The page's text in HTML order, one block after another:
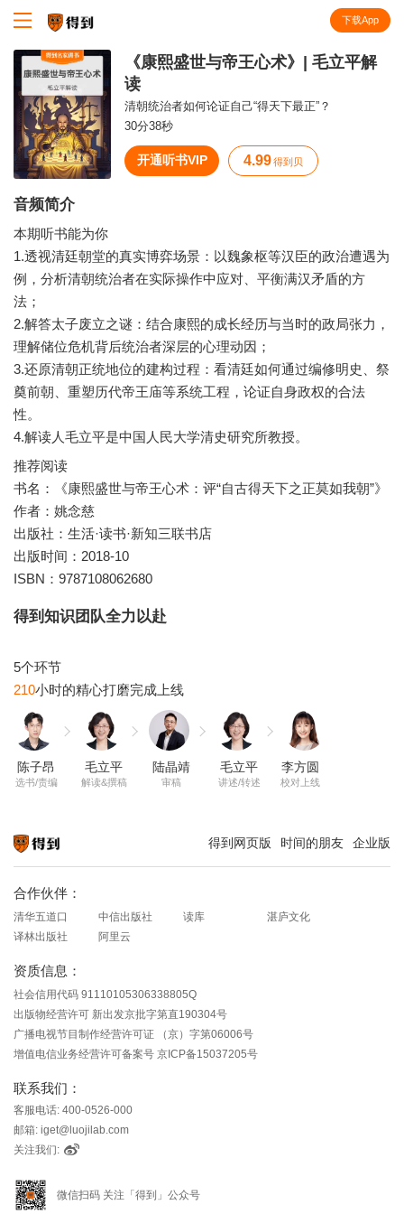
下载App
《康熙盛世与帝王心术》| 毛立平解
读
清朝统治者如何论证自己“得天下最正”？
30分38秒
开通听书VIP 4.99 得到贝
音频简介
本期听书能为你
1.透视清廷朝堂的真实博弈场景：以魏象枢等汉臣的政治遭遇为
例，分析清朝统治者在实际操作中应对、平衡满汉矛盾的方
法；
2.解答太子废立之谜：结合康熙的成长经历与当时的政局张力，
理解储位危机背后统治者深层的心理动因；
3.还原清朝正统地位的建构过程：看清廷如何通过编修明史、祭
奠前朝、重塑历代帝王庙等系统工程，论证自身政权的合法
性。
4.解读人毛立平是中国人民大学清史研究所教授。
推荐阅读
书名：《康熙盛世与帝王心术：评“自古得天下之正莫如我朝”》
作者：姚念慈
出版社：生活·读书·新知三联书店
出版时间：2018-10
ISBN：9787108062680
得到知识团队全力以赴
210
陈子昂
选书/责编
毛立平
解读&撰稿
陆晶靖
审稿
毛立平
讲述/转述
李方圆
校对上线
得到网页版 时间的朋友 企业版
合作伙伴：
清华五道口 中信出版社 读库
湛庐文化
译林出版社
阿里云
资质信息：
社会信用代码 91110105306338805Q
出版物经营许可 新出发京批字第直190304号
广播电视节目制作经营许可证 （京）字第06006号
增值电信业务经营许可备案号 京ICP备15037205号
联系我们：
客服电话: 400-0526-000
邮箱: iget@luojilab.com
关注我们:
微信扫码 关注「得到」公众号